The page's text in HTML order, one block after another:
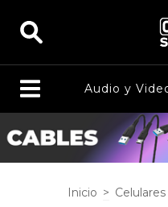
Audio y
Inicio >